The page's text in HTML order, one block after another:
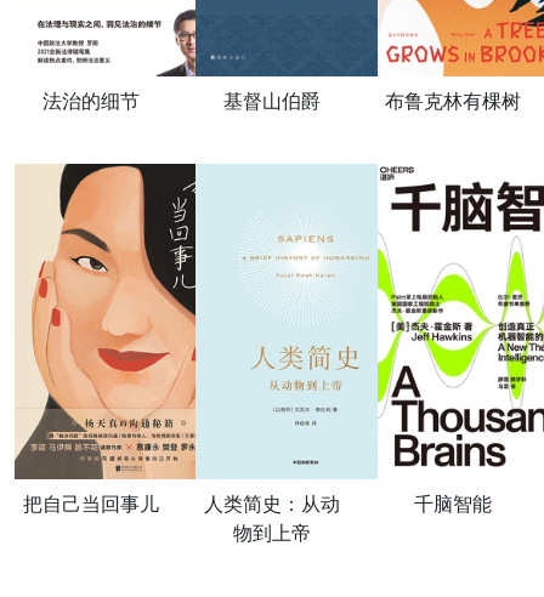
法治的细节 基督山伯爵 布鲁克林有棵树
把自己当回事儿
人类简史：从动
物到上帝
千脑智能